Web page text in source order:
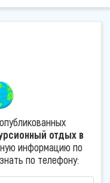
отдых в
информацию по
по телефону: